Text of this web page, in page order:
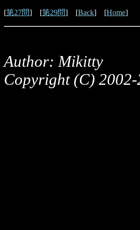
[第27問] [第29問] [Back] [Home]
Author: Mikitty
Copyright (C)